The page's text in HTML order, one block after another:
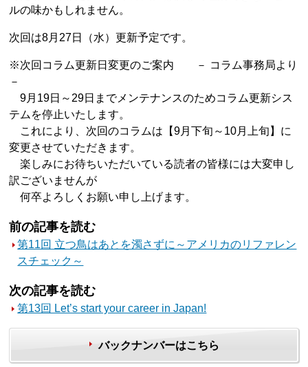
ルの味かもしれません。
次回は8月27日（水）更新予定です。
※次回コラム更新日変更のご案内 － コラム事務局より
－
9月19日～29日までメンテナンスのためコラム更新シス
テムを停止いたします。
これにより、次回のコラムは【9月下旬～10月上旬】に
変更させていただきます。
楽しみにお待ちいただいている読者の皆様には大変申し
訳ございませんが
何卒よろしくお願い申し上げます。
前の記事を読む
第11回 立つ鳥はあとを濁さずに～アメリカのリファレン
スチェック～
次の記事を読む
第13回 Let’s start your career in Japan!
バックナンバーはこちら